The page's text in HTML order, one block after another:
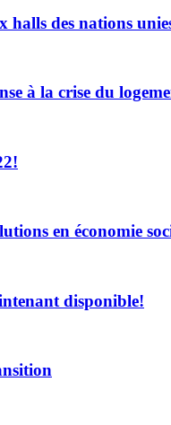
halls des nations
à la crise du
en économie
disponible!